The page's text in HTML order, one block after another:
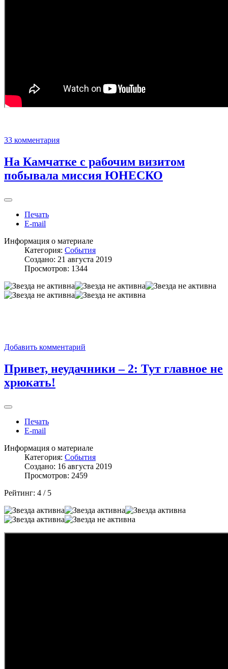
33 комментария
На Камчатке с рабочим визитом
побывала миссия ЮНЕСКО
Печать
E-mail
Информация о материале
Категория: События
Создано: 21 августа 2019
Просмотров: 1344
Добавить комментарий
Привет, неудачники – 2: Тут главное не
хрюкать!
Печать
E-mail
Информация о материале
Категория: События
Создано: 16 августа 2019
Просмотров: 2459
Рейтинг: 4 / 5